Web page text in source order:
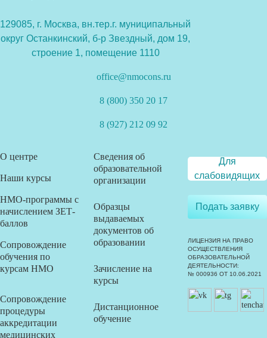
129085, г. Москва, вн.тер.г. муниципальный
округ Останкинский, б-р Звездный, дом 19,
строение 1, помещение 1110
office@nmocons.ru
8 (800) 350 20 17
8 (927) 212 09 92
О центре
Наши курсы
НМО-программы с
начислением ЗЕТ-
баллов
Сопровождение
обучения по
курсам НМО
Сопровождение
процедуры
аккредитации
медицинских
Сведения об
образовательной
организации
Образцы
выдаваемых
документов об
образовании
Зачисление на
курсы
Дистанционное
обучение
Для
слабовидящих
Подать заявку
ЛИЦЕНЗИЯ НА ПРАВО
ОСУЩЕСТВЛЕНИЯ
ОБРАЗОВАТЕЛЬНОЙ
ДЕЯТЕЛЬНОСТИ:
№ 000936 ОТ 10.06.2021